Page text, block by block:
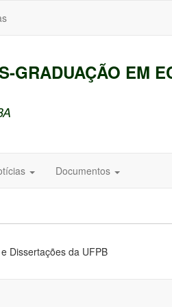
GRADUAÇÃO EM
Documentos
Dissertações da UFPB